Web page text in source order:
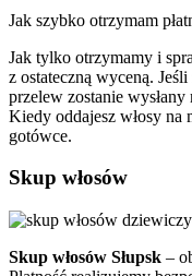
Jak szybko otrzymam
Jak tylko otrzymamy i
z ostateczną wyceną.
przelew zostanie
Kiedy oddajesz włosy na
gotówce.
Skup włosów
Skup włosów Słupsk –